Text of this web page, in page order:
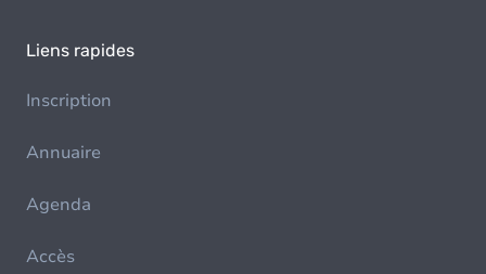
Liens rapides
Inscription
Annuaire
Agenda
Accès